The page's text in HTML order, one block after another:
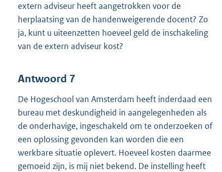
extern adviseur heeft aangetrokken voor de
herplaatsing van de handenweigerende docent? Zo
ja, kunt u uiteenzetten hoeveel geld de inschakeling
van de extern adviseur kost?
Antwoord 7
De Hogeschool van Amsterdam heeft inderdaad een
bureau met deskundigheid in aangelegenheden als
de onderhavige, ingeschakeld om te onderzoeken of
een oplossing gevonden kan worden die een
werkbare situatie oplevert. Hoeveel kosten daarmee
gemoeid zijn, is mij niet bekend. De instelling heeft